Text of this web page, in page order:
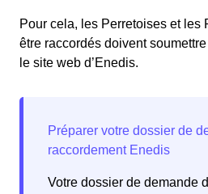
Pour cela, les Perretoises et les
être raccordés doivent
le site web d’Enedis.
Votre dossier de demande